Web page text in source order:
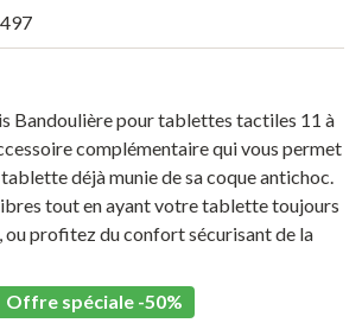
Bandoulière pour tablettes tactiles 11 à
complémentaire qui vous permet
déjà munie de sa coque antichoc.
tout en ayant votre tablette toujours
profitez du confort sécurisant de la
Offre spéciale -50%